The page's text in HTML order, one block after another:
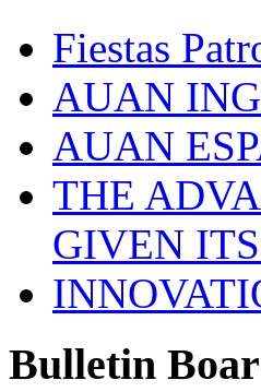
Fiestas
AUAN
AUAN
THE
GIVEN
Bulletin